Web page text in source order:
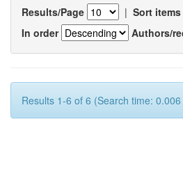
Results/Page | Sort
In order
Authors/
Results 1-6 of 6 (Search time: